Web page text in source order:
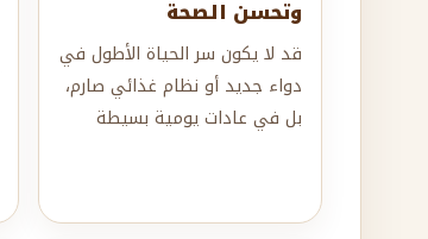
وتحسن الصحة
قد لا يكون سر الحياة الأطول في
دواء جديد أو نظام غذائي صارم،
بل في عادات يومية بسيطة